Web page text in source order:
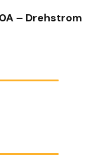
– Drehstrom